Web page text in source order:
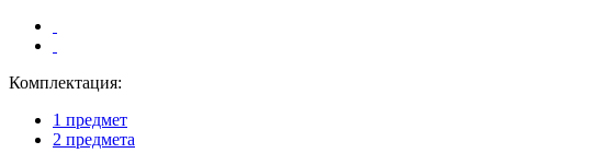
Комплектация:
1 предмет
2 предмета